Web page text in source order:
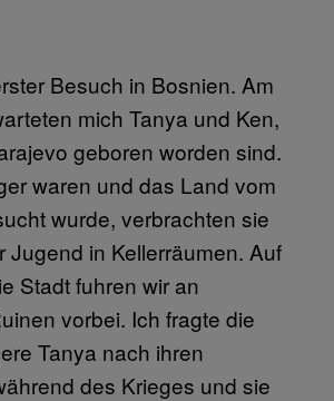
Besuch in Bosnien. Am
mich Tanya und Ken,
geboren worden sind.
waren und das Land vom
wurde, verbrachten sie
Jugend in Kellerräumen. Auf
Stadt fuhren wir an
vorbei. Ich fragte die
Tanya nach ihren
des Krieges und sie